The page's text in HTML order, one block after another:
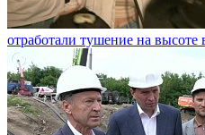
отработали тушение на высоте